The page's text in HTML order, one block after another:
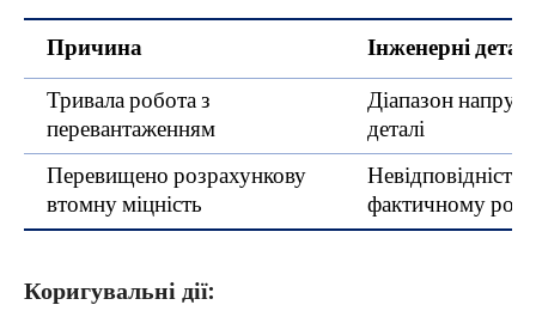
Причина
Інженерні
Тривала робота з
перевантаженням
Діапазон
деталі
Перевищено розрахункову
втомну міцність фактичному
Коригувальні дії: